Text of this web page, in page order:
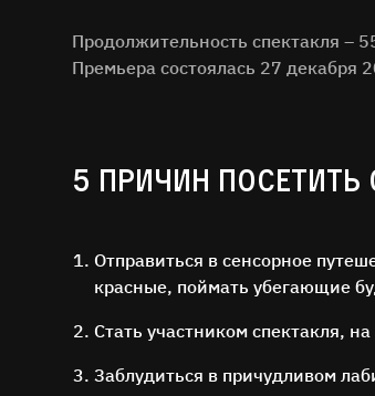
Продолжительность спектакля –
Премьера состоялась 27 декабря
5 ПРИЧИН ПОСЕТИТЬ
Отправиться в сенсорное
красные, поймать убегающие
Стать участником спектакля,
Заблудиться в причудливом